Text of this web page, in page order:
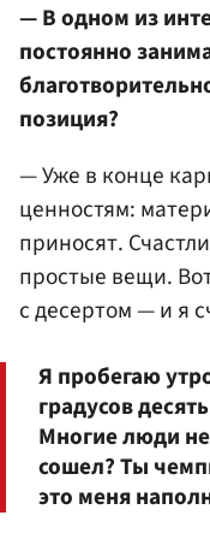
— В одном из
постоянно
позиция?
— Уже в конце
ценностям:
приносят.
простые вещи.
с десертом — и я
Я пробегаю
градусов
Многие люди
сошел? Ты
это меня